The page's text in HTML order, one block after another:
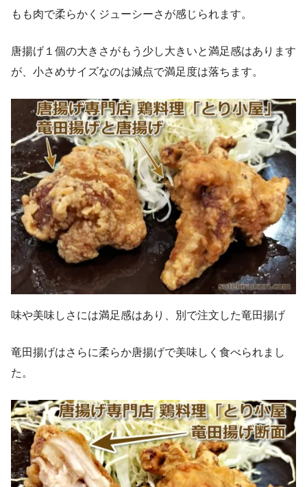
もも肉で柔らかくジューシーさが感じられます。
唐揚げ１個の大きさがもう少し大きいと満足感はあります
が、小さめサイズなのは減点で満足度は落ちます。
味や美味しさには満足感はあり、別で注文した竜田揚げ
竜田揚げはさらに柔らか唐揚げで美味しく食べられまし
た。